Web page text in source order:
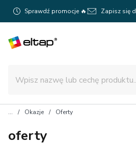
Sprawdź promocje 🔥 Zapisz się
Okazje Oferty
oferty